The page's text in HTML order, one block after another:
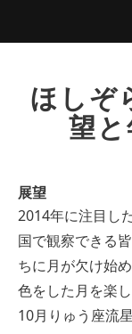
ほしぞ
望
展望
2014年に注目し
国で観察できる
ちに月が欠け始
色をした月を楽
10月りゅう座流